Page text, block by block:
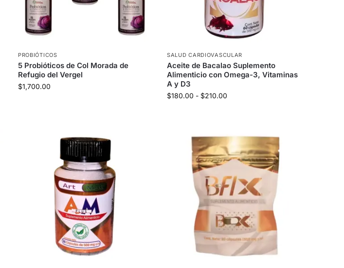
PROBIÓTICOS
5 Probióticos de Col Morada de
Refugio del Vergel
$1,700.00
SALUD CARDIOVASCULAR
Aceite de Bacalao Suplemento
Alimenticio con Omega-3, Vitaminas
A y D3
$180.00 - $210.00